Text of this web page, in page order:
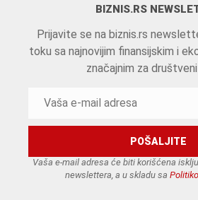
BIZNIS.RS
Prijavite se na biznis.rs
toku sa najnovijim finansijskim i
značajnim za društveni
Vaša e-mail adresa će biti korišćena
newslettera, a u skladu sa